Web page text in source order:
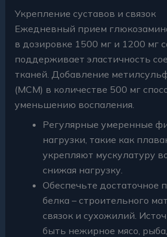
Укрепление суставов и связок
Ежедневный прием
в дозировке 1500 мг и 1200 мг
поддерживает эластичность
тканей. Добавление
(МСМ) в количестве 500 мг
уменьшению воспаления.
Регулярные умеренные
нагрузки, такие как
укрепляют мускулатуру
снижая нагрузку.
Обеспечьте достаточное
белка – строительного
связок и сухожилий.
быть нежирное мясо,